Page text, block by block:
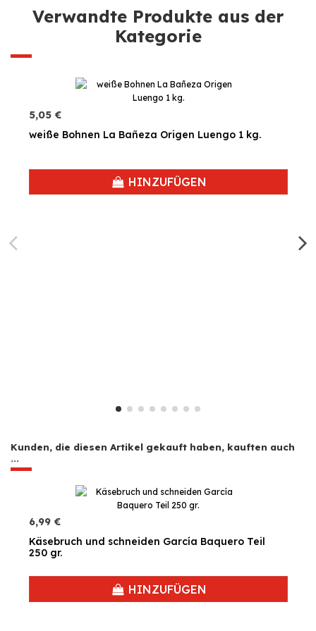
Verwandte Produkte aus der
Kategorie
5,05 €
weiße Bohnen La Bañeza Origen Luengo 1 kg.
HINZUFÜGEN
Kunden, die diesen Artikel gekauft haben, kauften auch
...
6,99 €
Käsebruch und schneiden García Baquero Teil
250 gr.
HINZUFÜGEN